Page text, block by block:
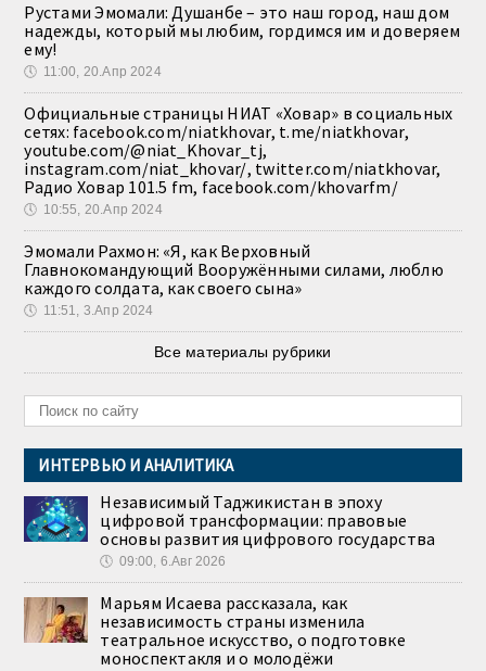
Рустами Эмомали: Душанбе – это наш город, наш дом
надежды, который мы любим, гордимся им и доверяем
ему!
🕔 11:00, 20.Апр 2024
Официальные страницы НИАТ «Ховар» в социальных
сетях: facebook.com/niatkhovar, t.me/niatkhovar,
youtube.com/@niat_Khovar_tj,
instagram.com/niat_khovar/, twitter.com/niatkhovar,
Радио Ховар 101.5 fm, facebook.com/khovarfm/
🕔 10:55, 20.Апр 2024
Эмомали Рахмон: «Я, как Верховный
Главнокомандующий Вооружёнными силами, люблю
каждого солдата, как своего сына»
🕔 11:51, 3.Апр 2024
Все материалы рубрики
ИНТЕРВЬЮ И АНАЛИТИКА
Независимый Таджикистан в эпоху
цифровой трансформации: правовые
основы развития цифрового государства
🕔 09:00, 6.Авг 2026
Марьям Исаева рассказала, как
независимость страны изменила
театральное искусство, о подготовке
моноспектакля и о молодёжи